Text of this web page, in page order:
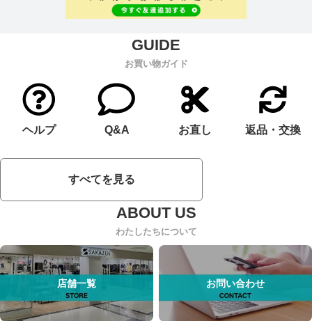
お買い物ガイド
ヘルプ Q&A お直し 返品・交換
すべてを見る
わたしたちについて
店舗一覧 お問い合わせ